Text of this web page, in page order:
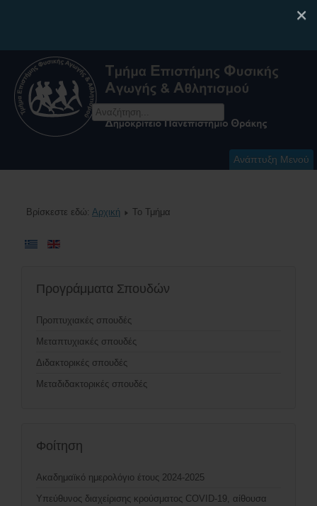
×
Ανάπτυξη Μενού
Βρίσκεστε εδώ: Αρχική Το Τμήμα
Προγράμματα Σπουδών
Προπτυχιακές σπουδές
Μεταπτυχιακές σπουδές
Διδακτορικές σπουδές
Μεταδιδακτορικές σπουδές
Φοίτηση
Ακαδημαϊκό ημερολόγιο έτους 2024-2025
Υπεύθυνος διαχείρισης κρούσματος COVID-19, αίθουσα